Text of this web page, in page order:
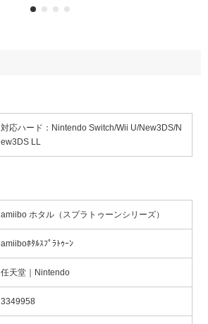
対応ハード：Nintendo Switch/Wii U/New3DS/N
ew3DS LL
amiibo ホタル（スプラトゥーンシリーズ）
amiiboﾎﾀﾙｽﾌﾟﾗﾄｩｰﾝ
任天堂｜Nintendo
3349958